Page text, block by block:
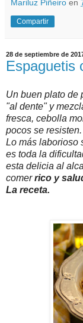
Mariluz Piñeiro en
Compartir
28 de septiembre de
Espaguetis
Un buen plato de
"al dente" y
fresca, cebolla
pocos se resisten.
Lo más laborioso
es toda la
esta delicia al
comerrico y
La receta.